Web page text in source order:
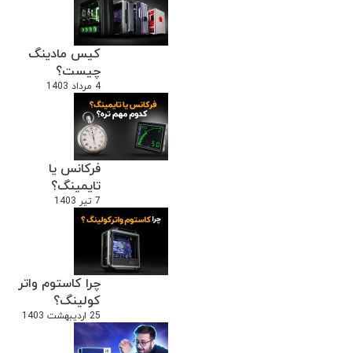
کیس مادینگ
چیست؟
4 مرداد 1403
فرکانس یا
تایمینگ؟
7 تیر 1403
چرا کاستوم واتر
کولینگ؟
25 اردیبهشت 1403